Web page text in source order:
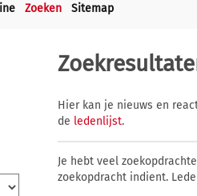
Zoeken Sitemap
Hier kan je nieuws en
de ledenlijst.
Je hebt veel
zoekopdracht indient.